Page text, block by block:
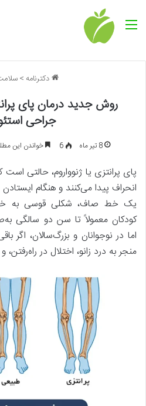
منو
دکترنامه >
روش جدید درمان پای
جراحی
8 تیر ماه 6 خواندن این مطلب 4 دقیقه طول
پای پرانتزی یا ژنوواروم، حالتی
انحراف پیدا می‌کنند و هنگام ایستادن
یک خط صاف، شکلی قوسی به
کودکان معمولاً تا سن دو سالگی
اما در نوجوانان و بزرگ‌سالان، اگر
منجر به درد زانو، اختلال در